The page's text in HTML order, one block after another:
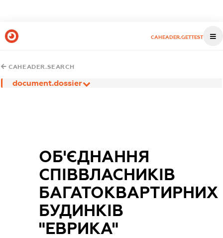
CAHEADER.GETTEST
CAHEADER.SEARCH
document.dossier
ОБ'ЄДНАННЯ
СПІВВЛАСНИКІВ
БАГАТОКВАРТИРНИХ
БУДИНКІВ
"ЕВРИКА"